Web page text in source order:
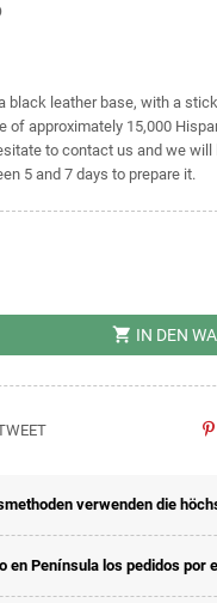
leather base, with a
of approximately 15,000
to contact us and we
5 and 7 days to prepare it.
shopping_cart IN DEN
verwenden die
en Península los pedidos por